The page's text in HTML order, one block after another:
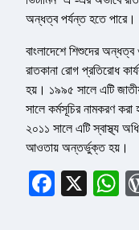
অন্ধত্ব পর্যন্ত হতে পারে।
বাংলাদেশে শিশুদের অন্ধত্ব
রাতকানা রোগ প্রতিরোধ
হয়। ১৯৯৫ সালে এটি
সালে কর্মসূচির নামকরণ
২০১১ সালে এটি স্বাস্থ্য
আওতায় অন্তর্ভুক্ত হয়।
X